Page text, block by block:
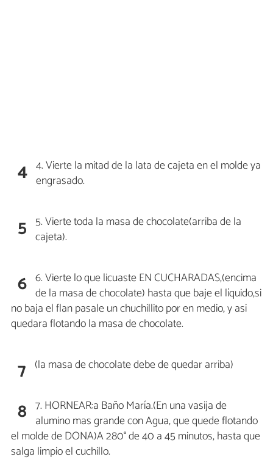
4 4. Vierte la mitad de la lata de cajeta en el molde ya
engrasado.
5 5. Vierte toda la masa de chocolate(arriba de la
cajeta).
6 6. Vierte lo que licuaste EN CUCHARADAS,(encima
de la masa de chocolate) hasta que baje el líquido,si
no baja el flan pasale un chuchillito por en medio, y asi
quedara flotando la masa de chocolate.
7 (la masa de chocolate debe de quedar arriba)
8 7. HORNEAR:a Baño María.(En una vasija de
alumino mas grande con Agua, que quede flotando
el molde de DONA)A 280° de 40 a 45 minutos, hasta que
salga limpio el cuchillo.